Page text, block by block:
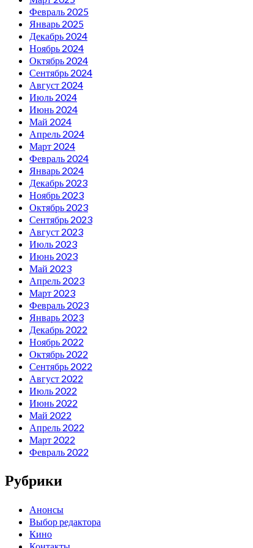
Февраль 2025
Январь 2025
Декабрь 2024
Ноябрь 2024
Октябрь 2024
Сентябрь 2024
Август 2024
Июль 2024
Июнь 2024
Май 2024
Апрель 2024
Март 2024
Февраль 2024
Январь 2024
Декабрь 2023
Ноябрь 2023
Октябрь 2023
Сентябрь 2023
Август 2023
Июль 2023
Июнь 2023
Май 2023
Апрель 2023
Март 2023
Февраль 2023
Январь 2023
Декабрь 2022
Ноябрь 2022
Октябрь 2022
Сентябрь 2022
Август 2022
Июль 2022
Июнь 2022
Май 2022
Апрель 2022
Март 2022
Февраль 2022
Рубрики
Анонсы
Выбор редактора
Кино